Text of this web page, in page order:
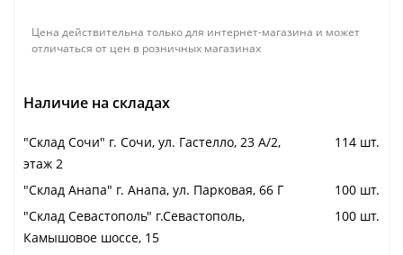
Цена действительна только для интернет-магазина и может
отличаться от цен в розничных магазинах
Наличие на складах
"Cклад Сочи" г. Сочи, ул. Гастелло, 23 А/2,
этаж 2
114 шт.
"Cклад Анапа" г. Анапа, ул. Парковая, 66 Г
100 шт.
"Cклад Севастополь" г.Севастополь,
Камышовое шоссе, 15
100 шт.